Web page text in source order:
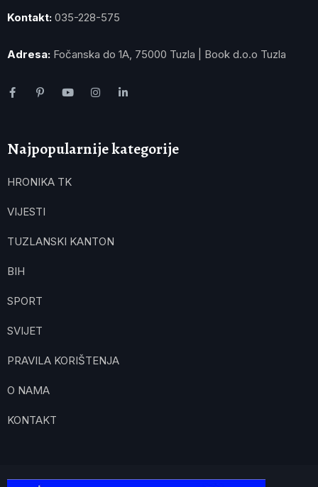
Kontakt: 035-228-575
Adresa: Fočanska do 1A, 75000 Tuzla | Book d.o.o Tuzla
Najpopularnije kategorije
HRONIKA TK
VIJESTI
TUZLANSKI KANTON
BIH
SPORT
SVIJET
PRAVILA KORIŠTENJA
O NAMA
KONTAKT